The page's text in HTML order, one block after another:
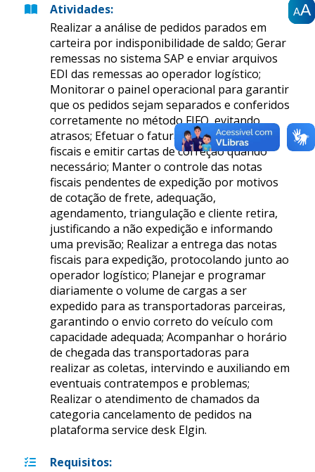
AA
AA
AA
Atividades:
Realizar a análise de pedidos parados em
carteira por indisponibilidade de saldo; Gerar
remessas no sistema SAP e enviar arquivos
EDI das remessas ao operador logístico;
Monitorar o painel operacional para garantir
que os pedidos sejam separados e conferidos
corretamente no método FIFO, evitando
atrasos; Efetuar o faturamento de notas
fiscais e emitir cartas de correção quando
necessário; Manter o controle das notas
fiscais pendentes de expedição por motivos
de cotação de frete, adequação,
agendamento, triangulação e cliente retira,
justificando a não expedição e informando
uma previsão; Realizar a entrega das notas
fiscais para expedição, protocolando junto ao
operador logístico; Planejar e programar
diariamente o volume de cargas a ser
expedido para as transportadoras parceiras,
garantindo o envio correto do veículo com
capacidade adequada; Acompanhar o horário
de chegada das transportadoras para
realizar as coletas, intervindo e auxiliando em
eventuais contratempos e problemas;
Realizar o atendimento de chamados da
categoria cancelamento de pedidos na
plataforma service desk Elgin.
Requisitos: